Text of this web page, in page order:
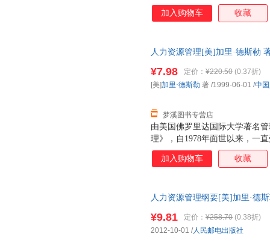
在世界教育图书出版商，
列前茅。由中国人民大学出版
加入购物车 收藏
人力资源管理[美]加里·德斯勒
由美国佛罗里达国际大学著名
理》，自1978年面世以来，一
在世界大的教育图书出版商，
一直名列前茅。由中国人民大
价值观为基本理念，创新性地
都需要在人力资源管理观念和
身精神是成功的人力资源管理
¥7.98 定价： ¥220.50 (0.37折)
梦溪图书专营店
[美]加里·德斯勒 著 /1999-06-01 /中
加入购物车 收藏
人力资源管理纲要[美]加里·德
票！
¥9.81 定价： ¥258.70 (0.38折)
2012-10-01 /人民邮电出版社